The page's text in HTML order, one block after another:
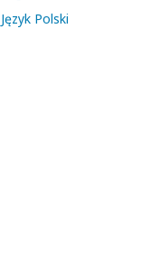
Język Polski